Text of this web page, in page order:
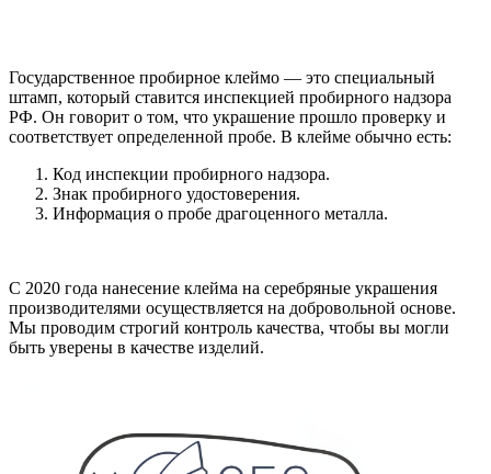
Государственное пробирное клеймо — это специальный
штамп, который ставится инспекцией пробирного надзора
РФ. Он говорит о том, что украшение прошло проверку и
соответствует определенной пробе. В клейме обычно есть:
Код инспекции пробирного надзора.
Знак пробирного удостоверения.
Информация о пробе драгоценного металла.
С 2020 года нанесение клейма на серебряные украшения
производителями осуществляется на добровольной основе.
Мы проводим строгий контроль качества, чтобы вы могли
быть уверены в качестве изделий.